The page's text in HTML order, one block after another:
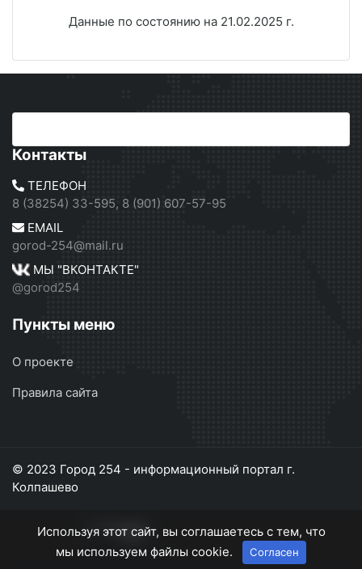
Данные по состоянию на 21.02.2025 г.
Контакты
ТЕЛЕФОН
8 (38254) 33-595, 8 (901) 607-57-95
EMAIL
gorod-254@mail.ru
МЫ "ВКОНТАКТЕ"
@gorod254
Пункты меню
О проекте
Правила сайта
© 2023 Город 254 - информационный портал г.
Колпашево
Используя этот сайт, вы соглашаетесь с тем, что
мы используем файлы cookie.
Согласен